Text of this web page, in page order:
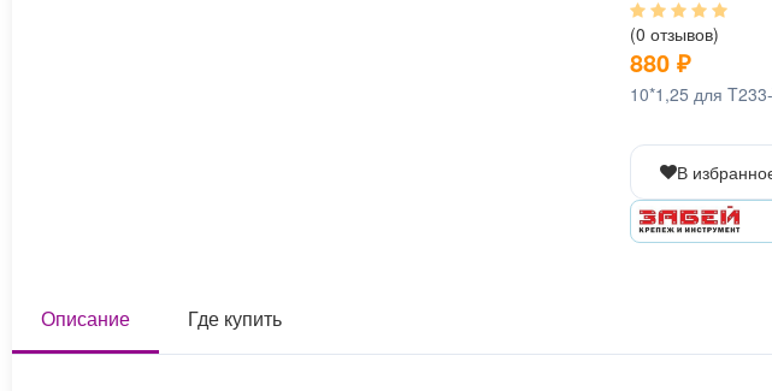
(0 отзывов)
880₽
10*1,25 для
В
Описание Где купить